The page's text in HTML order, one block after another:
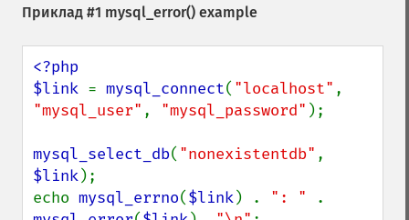
Приклад #1 mysql_error() example
<?php
$link = mysql_connect( "localhost"
"mysql_user" , "mysql_password" );
mysql_select_db( "nonexistentdb"
$link);
echo mysql_errno($link) . ": "